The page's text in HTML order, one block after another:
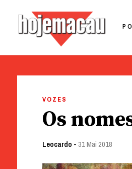
VOZES
Os
Leocardo - 31 Mai 2018